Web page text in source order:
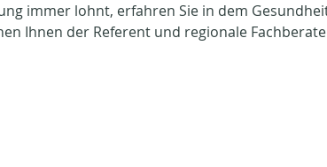
immer lohnt, erfahren Sie in dem
Ihnen der Referent und regionale